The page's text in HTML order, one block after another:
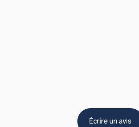
Écrire un avis